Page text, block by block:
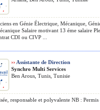
en Génie Électrique, Mécanique,
Salaire motivant 13 éme salaire
CDI ou CIVP ...
›› Assistante de Direction
Synchro Multi Services
Ben Arous, Tunis, Tunisie
responsable et polyvalente NB : Permis